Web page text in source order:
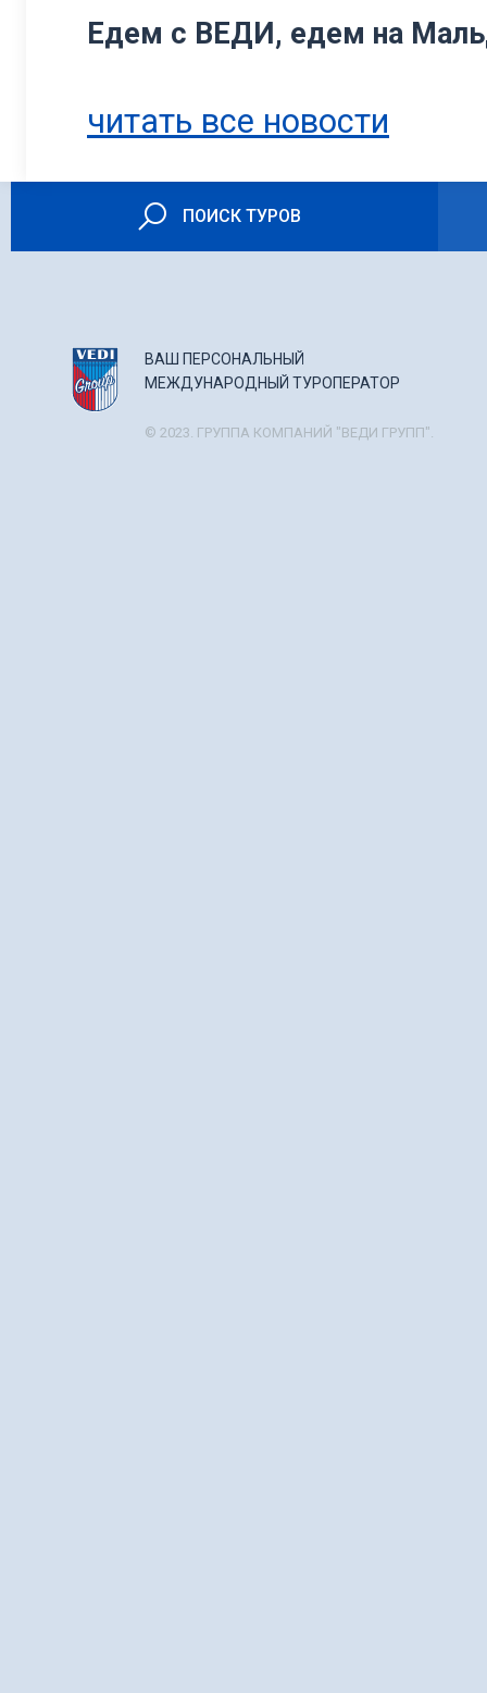
Едем с ВЕДИ, едем на
читать все новости
ПОИСК ТУРОВ
ВАШ ПЕРСОНАЛЬНЫЙ
МЕЖДУНАРОДНЫЙ ТУРОПЕРАТОР
© 2023. ГРУППА КОМПАНИЙ "ВЕДИ ГРУПП".